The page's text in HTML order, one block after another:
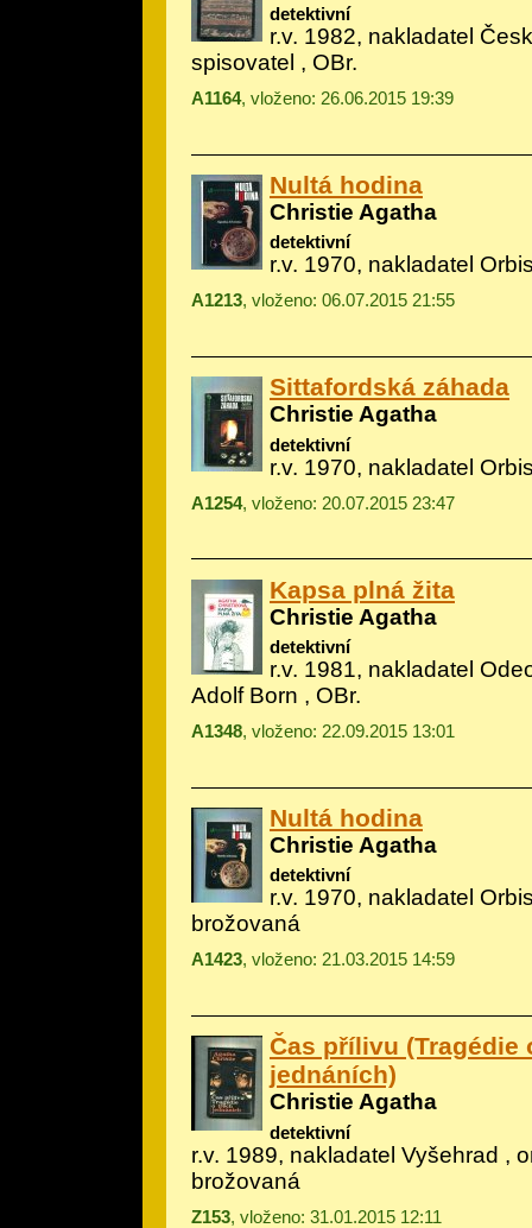
detektivní
r.v. 1982, nakladatel
spisovatel , OBr.
A1164, vloženo: 26.06.2015 19:39
Nultá hodina
Christie Agatha
detektivní
r.v. 1970, nakladatel
A1213, vloženo: 06.07.2015 21:55
Sittafordská záhada
Christie Agatha
detektivní
r.v. 1970, nakladatel
A1254, vloženo: 20.07.2015 23:47
Kapsa plná žita
Christie Agatha
detektivní
r.v. 1981, nakladatel
Adolf Born , OBr.
A1348, vloženo: 22.09.2015 13:01
Nultá hodina
Christie Agatha
detektivní
r.v. 1970, nakladatel
brožovaná
A1423, vloženo: 21.03.2015 14:59
Čas přílivu (Tragédie
jednáních)
Christie Agatha
detektivní
r.v. 1989, nakladatel Vyšehrad ,
brožovaná
Z153, vloženo: 31.01.2015 12:11